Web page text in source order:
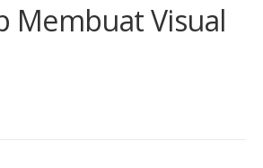
Membuat Visual